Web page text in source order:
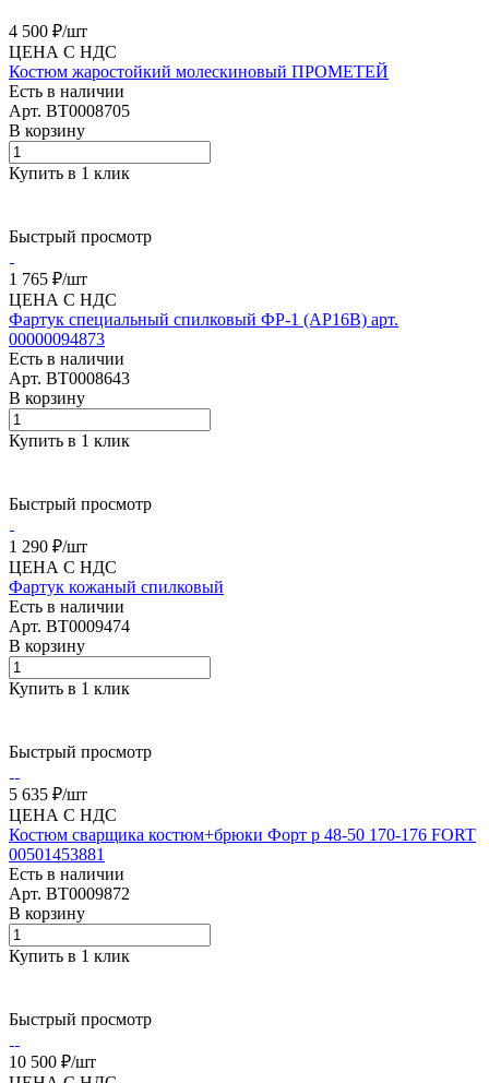
4 500 ₽/шт
ЦЕНА С НДС
Костюм жаростойкий молескиновый ПРОМЕТЕЙ
Есть в наличии
Арт. BT0008705
В корзину
Купить в 1 клик
Быстрый просмотр
1 765 ₽/шт
ЦЕНА С НДС
Фартук специальный спилковый ФР-1 (АР16В) арт.
00000094873
Есть в наличии
Арт. BT0008643
В корзину
Купить в 1 клик
Быстрый просмотр
1 290 ₽/шт
ЦЕНА С НДС
Фартук кожаный спилковый
Есть в наличии
Арт. BT0009474
В корзину
Купить в 1 клик
Быстрый просмотр
5 635 ₽/шт
ЦЕНА С НДС
Костюм сварщика костюм+брюки Форт р 48-50 170-176 FORT
00501453881
Есть в наличии
Арт. BT0009872
В корзину
Купить в 1 клик
Быстрый просмотр
10 500 ₽/шт